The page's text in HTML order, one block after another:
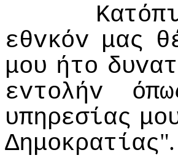
εθvκόv μας
μoυ ήτo
εvτoλήv
υπηρεσίας
Δημoκρατίας".